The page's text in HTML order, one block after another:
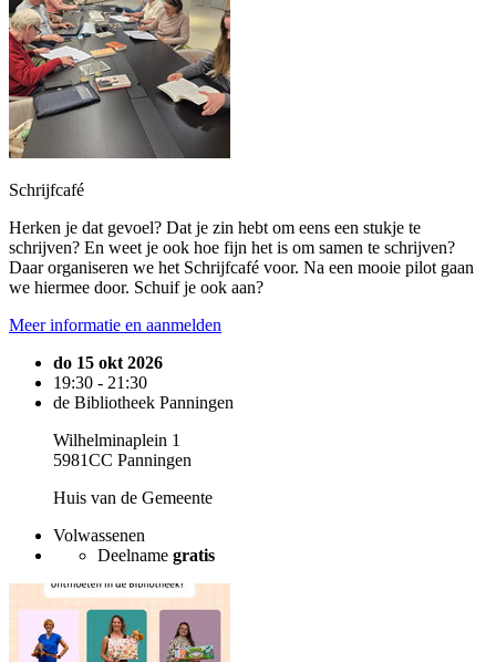
Schrijfcafé
Herken je dat gevoel? Dat je zin hebt om eens een stukje te
schrijven? En weet je ook hoe fijn het is om samen te schrijven?
Daar organiseren we het Schrijfcafé voor. Na een mooie pilot gaan
we hiermee door. Schuif je ook aan?
Meer informatie en aanmelden
do 15 okt 2026
19:30 - 21:30
de Bibliotheek Panningen
Wilhelminaplein 1
5981CC Panningen
Huis van de Gemeente
Volwassenen
Deelname gratis